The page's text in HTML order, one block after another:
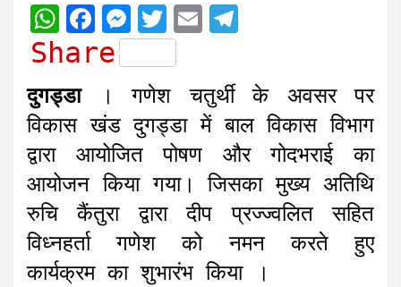
W
h
t
s
p
F
a
e
b
o
o
k
M
e
s
s
e
n
g
e
r
T
w
i
t
t
e
r
E
i
l
e
g
r
a
m
Share
दुगड्डा। गणेश चतुर्थी के अवसर पर
विकास खंड दुगड्डा में बाल विकास विभाग
द्वारा आयोजित पोषण और गोदभराई का
आयोजन किया गया। जिसका मुख्य अतिथि
रुचि कैंतुरा द्वारा दीप प्रज्ज्वलित सहित
विध्नहर्ता गणेश को नमन करते हुए
कार्यक्रम का शुभारंभ किया ।